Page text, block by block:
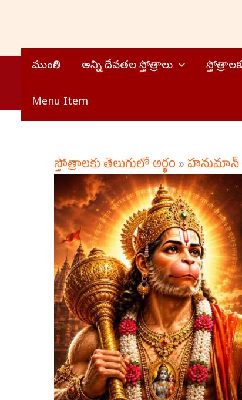
content
ముంగిలి అన్ని దేవతల స్తోత్రాలు
Menu Item
స్తోత్రాలకు తెలుగులో అర్థం » హనుమాన్